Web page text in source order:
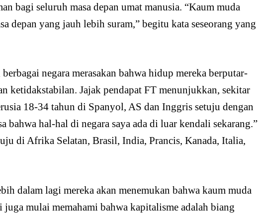
bagi seluruh masa depan umat manusia. “Kaum muda
depan yang jauh lebih suram,” begitu kata seseorang yang
negara merasakan bahwa hidup mereka berputar-
ketidakstabilan. Jajak pendapat FT menunjukkan, sekitar
18-34 tahun di Spanyol, AS dan Inggris setuju dengan
bahwa hal-hal di negara saya ada di luar kendali sekarang.”
di Afrika Selatan, Brasil, India, Prancis, Kanada, Italia,
dalam lagi mereka akan menemukan bahwa kaum muda
juga mulai memahami bahwa kapitalisme adalah biang